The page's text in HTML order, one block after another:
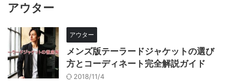
アウター
アウター
メンズ版テーラードジャケットの選び
方とコーディネート完全解説ガイド
2018/11/4